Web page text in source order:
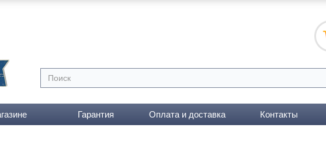
Гарантия Оплата и доставка Контакты